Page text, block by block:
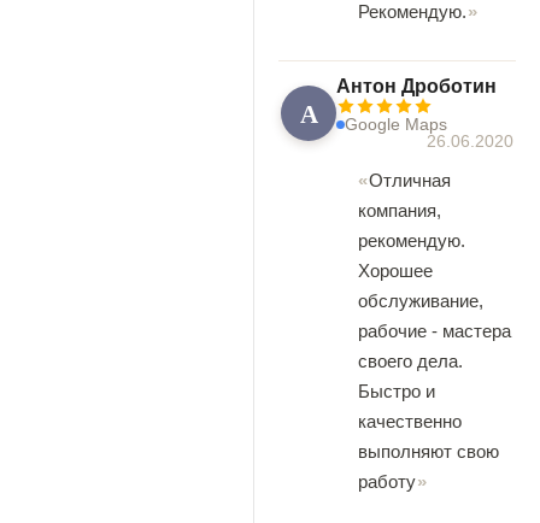
Рекомендую.
А
Антон Дроботин
Google Maps
26.06.2020
Отличная
компания,
рекомендую.
Хорошее
обслуживание,
рабочие - мастера
своего дела.
Быстро и
качественно
выполняют свою
работу